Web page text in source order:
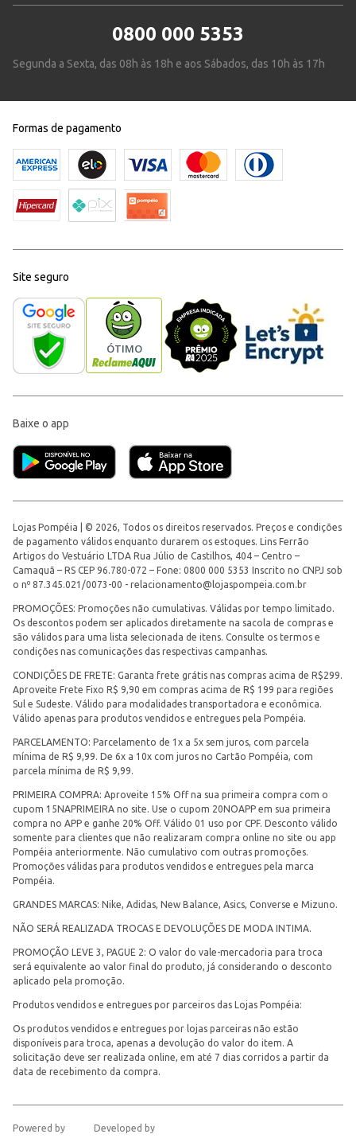
0800 000 5353
Segunda a Sexta, das 08h às 18h e aos Sábados, das 10h às 17h
Formas de pagamento
Site seguro
Baixe o app
Lojas Pompéia | © 2026, Todos os direitos reservados. Preços e condições
de pagamento válidos enquanto durarem os estoques. Lins Ferrão
Artigos do Vestuário LTDA Rua Júlio de Castilhos, 404 – Centro –
Camaquã – RS CEP 96.780-072 – Fone: 0800 000 5353 Inscrito no CNPJ sob
o nº 87.345.021/0073-00 - relacionamento@lojaspompeia.com.br
PROMOÇÕES: Promoções não cumulativas. Válidas por tempo limitado.
Os descontos podem ser aplicados diretamente na sacola de compras e
são válidos para uma lista selecionada de itens. Consulte os termos e
condições nas comunicações das respectivas campanhas.
CONDIÇÕES DE FRETE: Garanta frete grátis nas compras acima de R$299.
Aproveite Frete Fixo R$ 9,90 em compras acima de R$ 199 para regiões
Sul e Sudeste. Válido para modalidades transportadora e econômica.
Válido apenas para produtos vendidos e entregues pela Pompéia.
PARCELAMENTO: Parcelamento de 1x a 5x sem juros, com parcela
mínima de R$ 9,99. De 6x a 10x com juros no Cartão Pompéia, com
parcela mínima de R$ 9,99.
PRIMEIRA COMPRA: Aproveite 15% Off na sua primeira compra com o
cupom 15NAPRIMEIRA no site. Use o cupom 20NOAPP em sua primeira
compra no APP e ganhe 20% Off. Válido 01 uso por CPF. Desconto válido
somente para clientes que não realizaram compra online no site ou app
Pompéia anteriormente. Não cumulativo com outras promoções.
Promoções válidas para produtos vendidos e entregues pela marca
Pompéia.
GRANDES MARCAS: Nike, Adidas, New Balance, Asics, Converse e Mizuno.
NÃO SERÁ REALIZADA TROCAS E DEVOLUÇÕES DE MODA INTIMA.
PROMOÇÃO LEVE 3, PAGUE 2: O valor do vale-mercadoria para troca
será equivalente ao valor final do produto, já considerando o desconto
aplicado pela promoção.
Produtos vendidos e entregues por parceiros das Lojas Pompéia:
Os produtos vendidos e entregues por lojas parceiras não estão
disponíveis para troca, apenas a devolução do valor do item. A
solicitação deve ser realizada online, em até 7 dias corridos a partir da
data de recebimento da compra.
Powered by Developed by